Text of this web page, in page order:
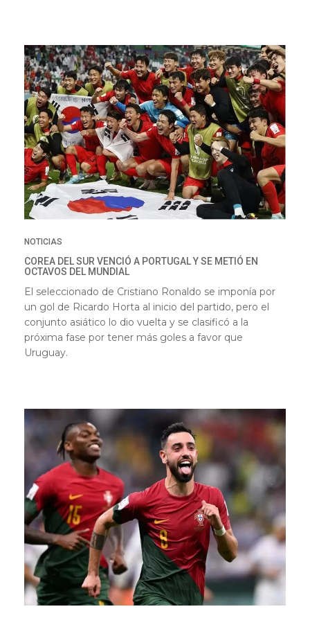
NOTICIAS
COREA DEL SUR VENCIÓ A PORTUGAL Y SE METIÓ EN
OCTAVOS DEL MUNDIAL
El seleccionado de Cristiano Ronaldo se imponía por
un gol de Ricardo Horta al inicio del partido, pero el
conjunto asiático lo dio vuelta y se clasificó a la
próxima fase por tener más goles a favor que
Uruguay.